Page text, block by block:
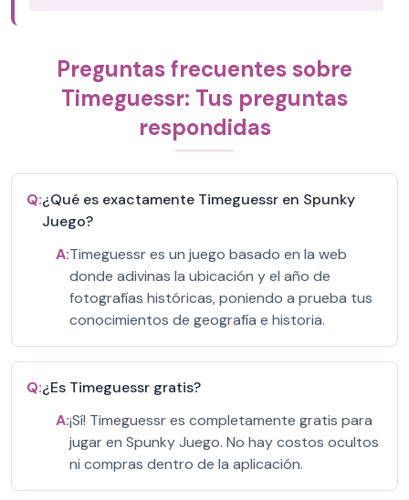
Preguntas frecuentes sobre
Timeguessr: Tus preguntas
respondidas
Q:¿Qué es exactamente Timeguessr en Spunky
Juego?
A:Timeguessr es un juego basado en la web
donde adivinas la ubicación y el año de
fotografías históricas, poniendo a prueba tus
conocimientos de geografía e historia.
Q:¿Es Timeguessr gratis?
A:¡Sí! Timeguessr es completamente gratis para
jugar en Spunky Juego. No hay costos ocultos
ni compras dentro de la aplicación.